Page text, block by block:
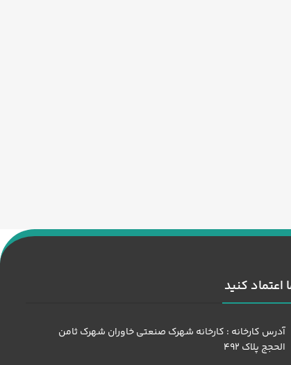
اعتماد کنید
آدرس کارخانه : کارخانه شهرک صنعتی خاوران شهرک ثامن
الحجج پلاک 492